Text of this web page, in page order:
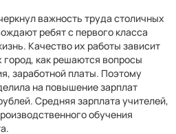
важность труда столичных
ребят с первого класса
Качество их работы зависит
город, как решаются вопросы
заработной платы. Поэтому
на повышение зарплат
Средняя зарплата учителей,
обучения